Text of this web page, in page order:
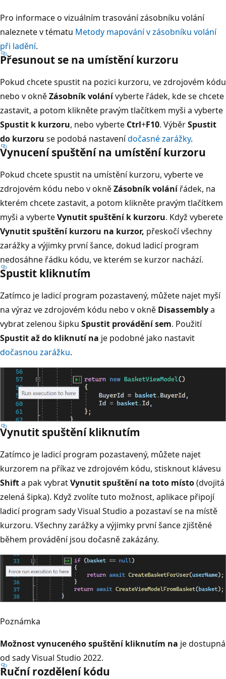
Pro informace o vizuálním trasování zásobníku volání
naleznete v tématu Metody mapování v zásobníku volání
při ladění.
Přesunout se na umístění kurzoru
Pokud chcete spustit na pozici kurzoru, ve zdrojovém kódu
nebo v okněZásobník volánívyberte řádek, kde se chcete
zastavit, a potom klikněte pravým tlačítkem myši a vyberte
Spustit k kurzoru, nebo vyberte Ctrl+F10. VýběrSpustit
do kurzoru se podobá nastavenídočasné zarážky.
Vynucení spuštění na umístění kurzoru
Pokud chcete spustit na umístění kurzoru, vyberte ve
zdrojovém kódu nebo v okněZásobník volánířádek, na
kterém chcete zastavit, a potom klikněte pravým tlačítkem
myši a vyberteVynutit spuštění k kurzoru. Když vyberete
Vynutit spuštění kurzoru na kurzor, přeskočí všechny
zarážky a výjimky první šance, dokud ladicí program
nedosáhne řádku kódu, ve kterém se kurzor nachází.
Spustit kliknutím
Zatímco je ladicí program pozastavený, můžete najet myší
na výraz ve zdrojovém kódu nebo v okně Disassemblya
vybrat zelenou šipku Spustit provádění sem. Použití
Spustit až do kliknutí na je podobné jako nastavit
dočasnou zarážku.
Vynutit spuštění kliknutím
Zatímco je ladicí program pozastavený, můžete najet
kurzorem na příkaz ve zdrojovém kódu, stisknout klávesu
Shifta pak vybratVynutit spuštění na toto místo(dvojitá
zelená šipka). Když zvolíte tuto možnost, aplikace připojí
ladicí program sady Visual Studio a pozastaví se na místě
kurzoru. Všechny zarážky a výjimky první šance zjištěné
během provádění jsou dočasně zakázány.
Poznámka
Možnost vynuceného spuštění kliknutím na je dostupná
od sady Visual Studio 2022.
Ruční rozdělení kódu